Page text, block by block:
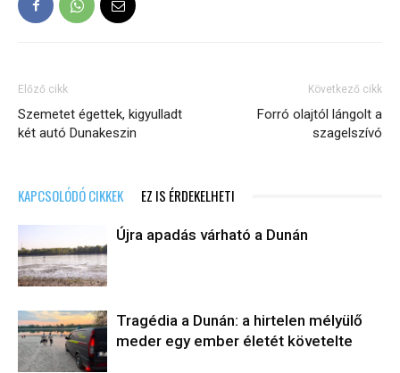
Előző cikk
Szemetet égettek, kigyulladt
két autó Dunakeszin
Következő cikk
Forró olajtól lángolt a
szagelszívó
KAPCSOLÓDÓ CIKKEK EZ IS ÉRDEKELHETI
Újra apadás várható a Dunán
Tragédia a Dunán: a hirtelen mélyülő
meder egy ember életét követelte